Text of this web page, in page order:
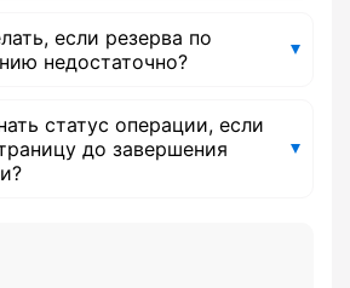
если резерва по
недостаточно?
статус операции, если
до завершения